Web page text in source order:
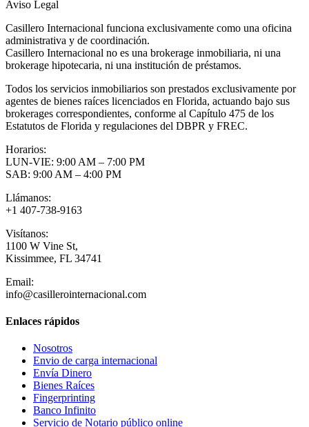
Aviso Legal
Casillero Internacional funciona exclusivamente como una oficina
administrativa y de coordinación.
Casillero Internacional no es una brokerage inmobiliaria, ni una
brokerage hipotecaria, ni una institución de préstamos.
Todos los servicios inmobiliarios son prestados exclusivamente por
agentes de bienes raíces licenciados en Florida, actuando bajo sus
brokerages correspondientes, conforme al Capítulo 475 de los
Estatutos de Florida y regulaciones del DBPR y FREC.
Horarios:
LUN-VIE: 9:00 AM – 7:00 PM
SAB: 9:00 AM – 4:00 PM
Llámanos:
+1 407-738-9163
Visítanos:
1100 W Vine St,
Kissimmee, FL 34741
Email:
info@casillerointernacional.com
Enlaces rápidos
Nosotros
Envio de carga internacional
Envía Dinero
Bienes Raíces
Fingerprinting
Banco Infinito
Servicio de Notario público online